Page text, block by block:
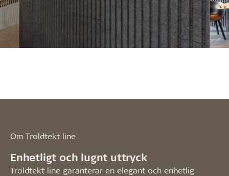
Om Troldtekt line
Enhetligt och lugnt uttryck
Troldtekt line garanterar en elegant och enhetlig